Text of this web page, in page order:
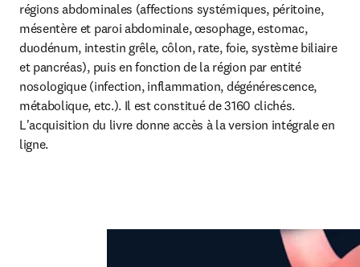
régions abdominales (affections systémiques, péritoine,
mésentère et paroi abdominale, œsophage, estomac,
duodénum, intestin grêle, côlon, rate, foie, système biliaire
et pancréas), puis en fonction de la région par entité
nosologique (infection, inflammation, dégénérescence,
métabolique, etc.). Il est constitué de 3160 clichés.
L'acquisition du livre donne accès à la version intégrale en
ligne.